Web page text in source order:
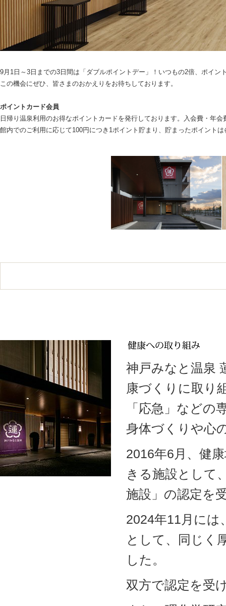
9月1日～3日までの3日間は「ダブルポイントデー」！いつもの2倍、ポイ
この機会にぜひ、皆さまのおかえりをお待ちしております。
ポイントカード会員
日帰り温泉利用のお得なポイントカードを発行しております。入会費・年会
館内でのご利用に応じて100円につき1ポイント貯まり、貯まったポイント
神戸みなと温泉
康づくりに取り
「応急」など
身体づくりや心
2016年6月、健
きる施設として
施設」の認定を
2024年11月には
として、同じく
した。
双方で認定を受